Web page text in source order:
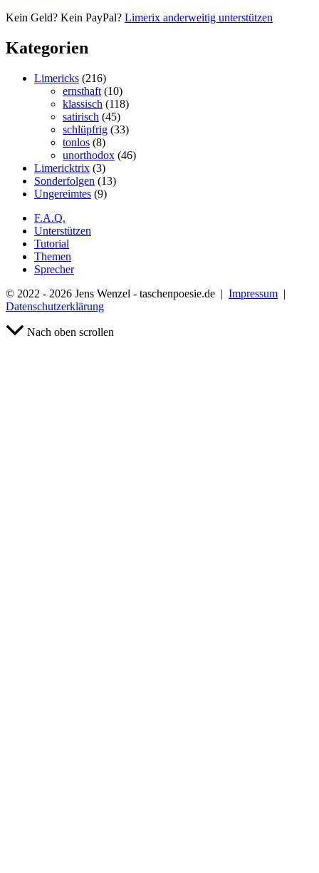
Kein Geld? Kein PayPal? Limerix anderweitig unterstützen
Kategorien
Limericks (216)
ernsthaft (10)
klassisch (118)
satirisch (45)
schlüpfrig (33)
tonlos (8)
unorthodox (46)
Limericktrix (3)
Sonderfolgen (13)
Ungereimtes (9)
F.A.Q.
Unterstützen
Tutorial
Themen
Sprecher
© 2022 - 2026 Jens Wenzel - taschenpoesie.de | Impressum |
Datenschutzerklärung
Nach oben scrollen